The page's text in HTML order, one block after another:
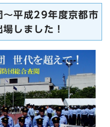
～平成29年度京都市
しました！